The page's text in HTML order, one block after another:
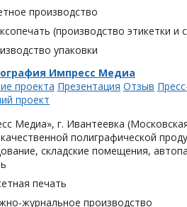
производство
(производство этикетки и
упаковки
Импресс Медиа
проекта Презентация Отзыв
Медиа», г. Ивантеевка
полиграфической
складские помещения,
печать
журнальное производство